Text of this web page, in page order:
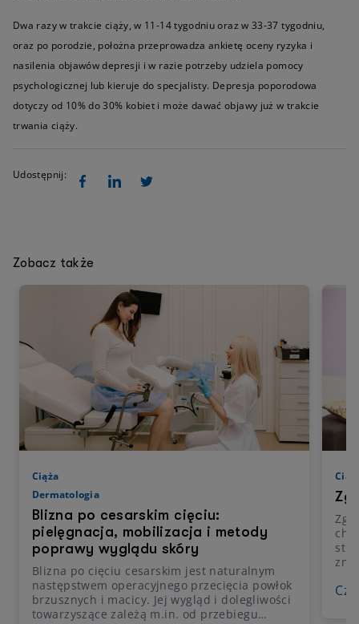
Dwa razy w trakcie ciąży, w 11-14 tygodniu oraz w 33-37 tygodniu,
oraz po porodzie, położna przeprowadza ankietę oceny ryzyka i
nasilenia objawów depresji i w razie potrzeby udziela pomocy
psychologicznej lub kieruje do specjalisty. Depresja poporodowa
dotyczy od 10% do 30% kobiet i może dawać objawy już w trakcie
trwania ciąży.
Udostępnij:
Zobacz także
Ciąża
Dermatologia
Blizna po cesarskim cięciu:
pielęgnacja, mobilizacja i metody
poprawy wyglądu skóry
Blizna po cięciu cesarskim jest naturalnym
następstwem operacyjnego przecięcia powłok
brzusznych i macicy. Jej wygląd i dolegliwości
towarzyszące zależą m.in. od przebiegu